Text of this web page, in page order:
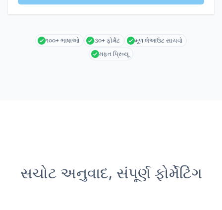
૧૦૦+ ભાષાઓ ૩૦+ ફોર્મેટ
મૂળ લેઆઉટ સાચવો
મફત પ્રિવ્યૂ
સચોટ અનુવાદ, સંપૂર્ણ ફોર્મેટિંગ